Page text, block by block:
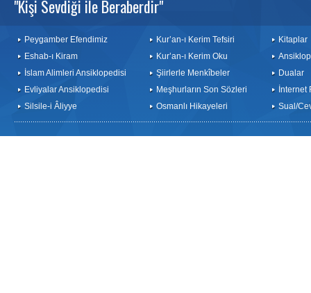
"Kişi Sevdiği ile Beraberdir"
Peygamber Efendimiz
Eshab-ı Kiram
İslam Alimleri Ansiklopedisi
Evliyalar Ansiklopedisi
Silsile-i Âliyye
Kur’an-ı Kerim Tefsiri
Kur’an-ı Kerim Oku
Şiirlerle Menkîbeler
Meşhurların Son Sözleri
Osmanlı Hikayeleri
Kitaplar
Dualar
İnternet
Sual/